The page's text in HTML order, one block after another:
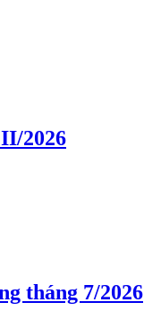
2026
tháng 7/2026